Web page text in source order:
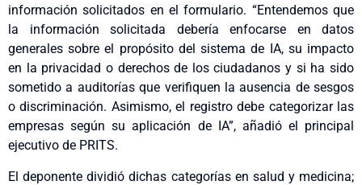
información solicitados en el formulario. “Entendemos que
la información solicitada debería enfocarse en datos
generales sobre el propósito del sistema de IA, su impacto
en la privacidad o derechos de los ciudadanos y si ha sido
sometido a auditorías que verifiquen la ausencia de sesgos
o discriminación. Asimismo, el registro debe categorizar las
empresas según su aplicación de IA”, añadió el principal
ejecutivo de PRITS.
El deponente dividió dichas categorías en salud y medicina;